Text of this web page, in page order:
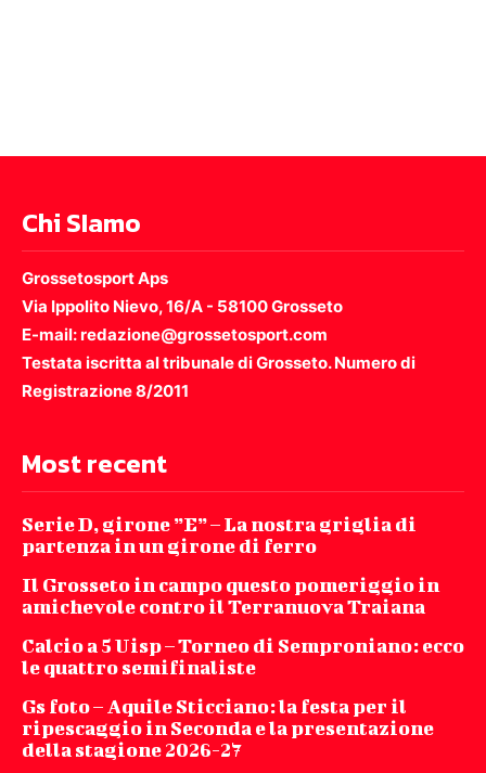
Chi SIamo
Grossetosport Aps
Via Ippolito Nievo, 16/A - 58100 Grosseto
E-mail: redazione@grossetosport.com
Testata iscritta al tribunale di Grosseto. Numero di
Registrazione 8/2011
Most recent
Serie D, girone ”E” – La nostra griglia di
partenza in un girone di ferro
Il Grosseto in campo questo pomeriggio in
amichevole contro il Terranuova Traiana
Calcio a 5 Uisp – Torneo di Semproniano: ecco
le quattro semifinaliste
Gs foto – Aquile Sticciano: la festa per il
ripescaggio in Seconda e la presentazione
della stagione 2026-27